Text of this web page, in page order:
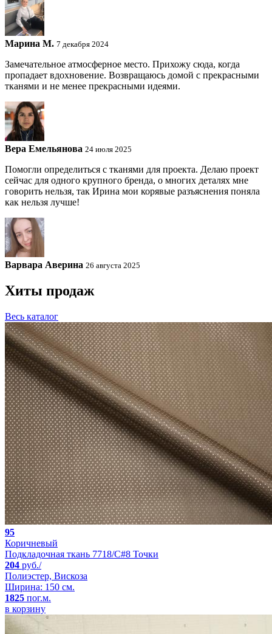
Марина М. 7 декабря 2024
Замечательное атмосферное место. Прихожу сюда, когда
пропадает вдохновение. Возвращаюсь домой с прекрасными
тканями и не менее прекрасными идеями.
Вера Емельянова 24 июля 2025
Помогли определиться с тканями для проекта. Делаю проект
сейчас для одного крупного бренда, о многих деталях мне
говорить нельзя, так Ирина мои корявые разъяснения поняла
как нельзя лучше!
Варвара Аверина 26 августа 2025
Хиты продаж
Весь каталог
95
Коричневый
Подкладочная ткань 7718/C#8 Точки
204 руб./
Полиэстер, Вискоза
Ширина: 150 см.
1825 пог.м.
в корзину